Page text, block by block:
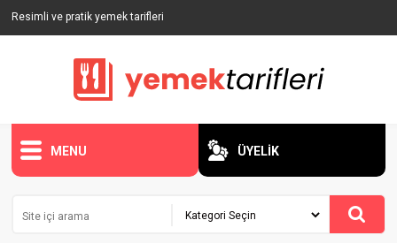
Resimli ve pratik yemek tarifleri
MENU ÜYELİK